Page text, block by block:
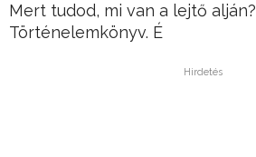
Mert tudod, mi van a lejtő alján?
Történelemkönyv. É
Hirdetés